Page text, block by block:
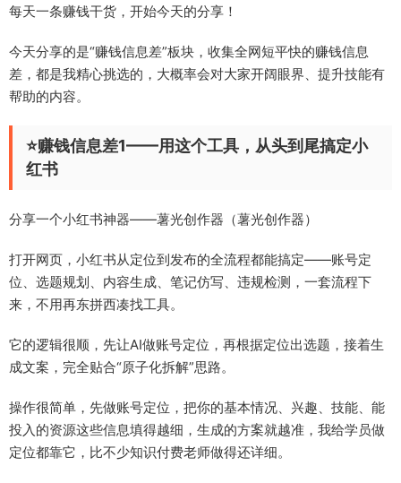
每天一条赚钱干货，开始今天的分享！
今天分享的是“赚钱信息差”板块，收集全网短平快的赚钱信息
差，都是我精心挑选的，大概率会对大家开阔眼界、提升技能有
帮助的内容。
⭐赚钱信息差1——用这个工具，从头到尾搞定小
红书
分享一个小红书神器——薯光创作器（薯光创作器）
打开网页，小红书从定位到发布的全流程都能搞定——账号定
位、选题规划、内容生成、笔记仿写、违规检测，一套流程下
来，不用再东拼西凑找工具。
它的逻辑很顺，先让AI做账号定位，再根据定位出选题，接着生
成文案，完全贴合“原子化拆解”思路。
操作很简单，先做账号定位，把你的基本情况、兴趣、技能、能
投入的资源这些信息填得越细，生成的方案就越准，我给学员做
定位都靠它，比不少知识付费老师做得还详细。